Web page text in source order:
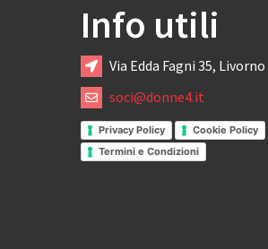
Info utili
Via Edda Fagni 35, Livorno
soci@donne4.it
Privacy Policy
Cookie Policy
Termini e Condizioni